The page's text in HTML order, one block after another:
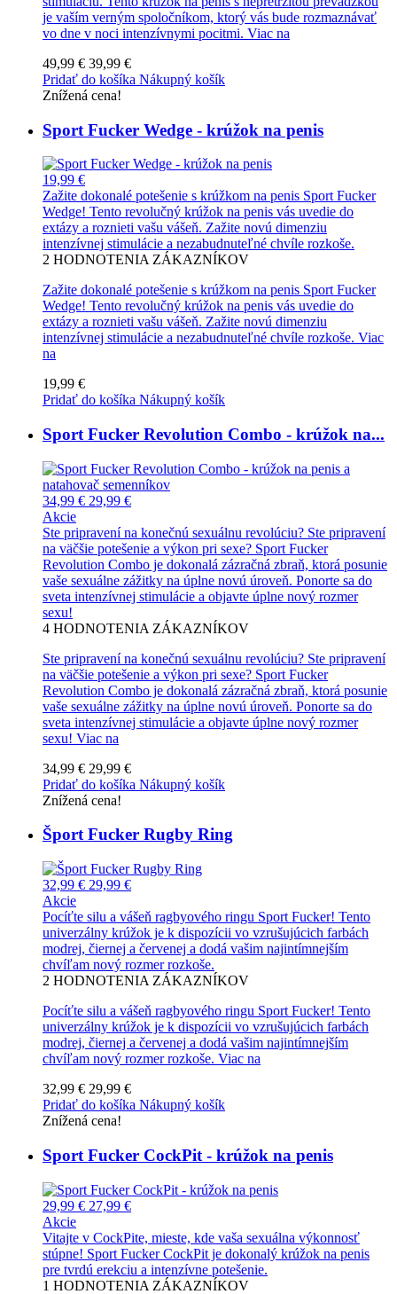
je vaším verným spoločníkom, ktorý vás bude rozmaznávať
vo dne v noci intenzívnymi pocitmi. Viac na
49,99 € 39,99 €
Pridať do košíka Nákupný košík
Znížená cena!
Sport Fucker Wedge - krúžok na penis
19,99 €
Zažite dokonalé potešenie s krúžkom na penis Sport Fucker
Wedge! Tento revolučný krúžok na penis vás uvedie do
extázy a roznieti vašu vášeň. Zažite novú dimenziu
intenzívnej stimulácie a nezabudnuteľné chvíle rozkoše.
2 HODNOTENIA ZÁKAZNÍKOV
Zažite dokonalé potešenie s krúžkom na penis Sport Fucker
Wedge! Tento revolučný krúžok na penis vás uvedie do
extázy a roznieti vašu vášeň. Zažite novú dimenziu
intenzívnej stimulácie a nezabudnuteľné chvíle rozkoše. Viac
na
19,99 €
Pridať do košíka Nákupný košík
Sport Fucker Revolution Combo - krúžok na...
34,99 € 29,99 €
Akcie
Ste pripravení na konečnú sexuálnu revolúciu? Ste pripravení
na väčšie potešenie a výkon pri sexe? Sport Fucker
Revolution Combo je dokonalá zázračná zbraň, ktorá posunie
vaše sexuálne zážitky na úplne novú úroveň. Ponorte sa do
sveta intenzívnej stimulácie a objavte úplne nový rozmer
sexu!
4 HODNOTENIA ZÁKAZNÍKOV
Ste pripravení na konečnú sexuálnu revolúciu? Ste pripravení
na väčšie potešenie a výkon pri sexe? Sport Fucker
Revolution Combo je dokonalá zázračná zbraň, ktorá posunie
vaše sexuálne zážitky na úplne novú úroveň. Ponorte sa do
sveta intenzívnej stimulácie a objavte úplne nový rozmer
sexu! Viac na
34,99 € 29,99 €
Pridať do košíka Nákupný košík
Znížená cena!
Šport Fucker Rugby Ring
32,99 € 29,99 €
Akcie
Pocíťte silu a vášeň ragbyového ringu Sport Fucker! Tento
univerzálny krúžok je k dispozícii vo vzrušujúcich farbách
modrej, čiernej a červenej a dodá vašim najintímnejším
chvíľam nový rozmer rozkoše.
2 HODNOTENIA ZÁKAZNÍKOV
Pocíťte silu a vášeň ragbyového ringu Sport Fucker! Tento
univerzálny krúžok je k dispozícii vo vzrušujúcich farbách
modrej, čiernej a červenej a dodá vašim najintímnejším
chvíľam nový rozmer rozkoše. Viac na
32,99 € 29,99 €
Pridať do košíka Nákupný košík
Znížená cena!
Sport Fucker CockPit - krúžok na penis
29,99 € 27,99 €
Akcie
Vitajte v CockPite, mieste, kde vaša sexuálna výkonnosť
stúpne! Sport Fucker CockPit je dokonalý krúžok na penis
pre tvrdú erekciu a intenzívne potešenie.
1 HODNOTENIA ZÁKAZNÍKOV